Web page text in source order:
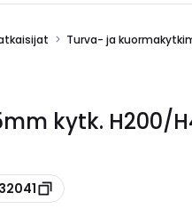
Turva- ja
kytk. H200/